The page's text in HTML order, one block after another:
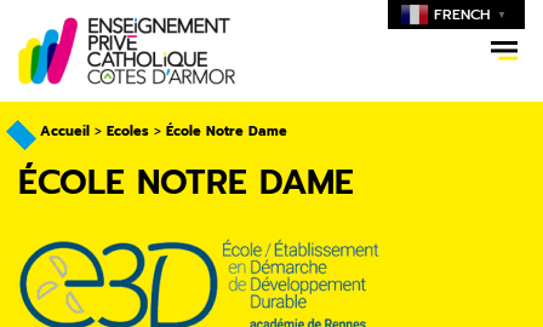
FRENCH ▼
Accueil > Ecoles > École Notre Dame
ÉCOLE NOTRE DAME